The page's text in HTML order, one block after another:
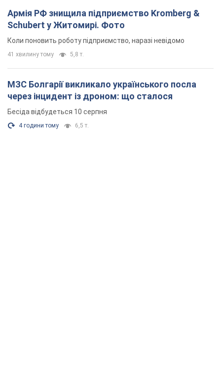
Армія РФ знищила підприємство Kromberg &
Schubert у Житомирі. Фото
Коли поновить роботу підприємство, наразі невідомо
41 хвилину тому 5,8 т.
МЗС Болгарії викликало українського посла
через інцидент із дроном: що сталося
Бесіда відбудеться 10 серпня
4 години тому 6,5 т.